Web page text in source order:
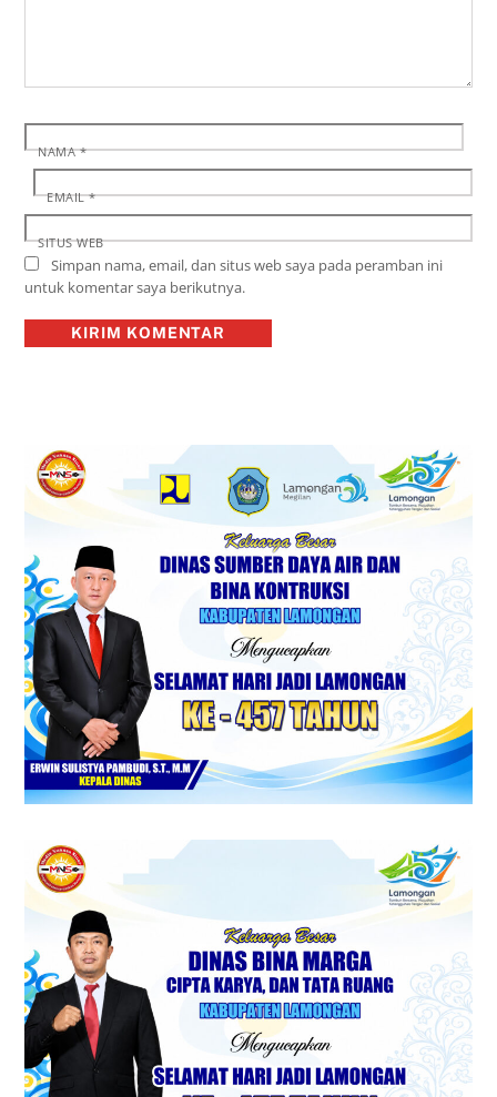
NAMA*
EMAIL*
SITUS WEB
Simpan nama, email, dan situs web saya pada peramban ini
untuk komentar saya berikutnya.